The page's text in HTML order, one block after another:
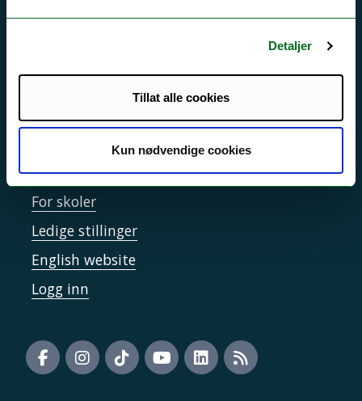
Detaljer
Tillat alle cookies
Kun nødvendige cookies
Sikkerhet, beredskap og personvern
Tilgjengelighetserklæring
Kontakt UiT
For media
For skoler
Ledige stillinger
English website
Logg inn